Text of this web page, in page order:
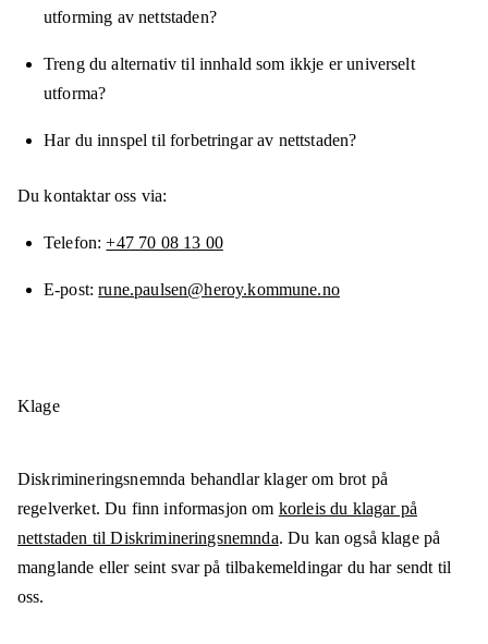
utforming av nettstaden?
Treng du alternativ til innhald som ikkje er universelt
utforma?
Har du innspel til forbetringar av nettstaden?
Du kontaktar oss via:
Telefon +47 70 08 13 00
E-post rune.paulsen@heroy.kommune.no
Klage
Diskrimineringsnemnda behandlar klager om brot på
regelverket. Du finn informasjon om korleis du klagar på
nettstaden til Diskrimineringsnemnda. Du kan også klage på
manglande eller seint svar på tilbakemeldingar du har sendt til
oss.